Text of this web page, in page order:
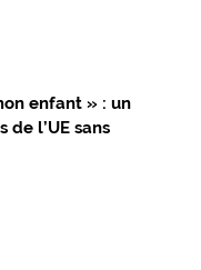
enfant » : un
l’UE sans